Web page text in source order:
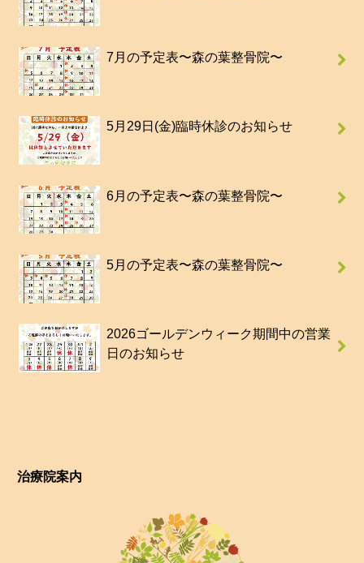
7月の予定表〜森の葉整骨院〜
5月29日(金)臨時休診のお知らせ
6月の予定表〜森の葉整骨院〜
5月の予定表〜森の葉整骨院〜
2026ゴールデンウィーク期間中の営業
日のお知らせ
治療院案内